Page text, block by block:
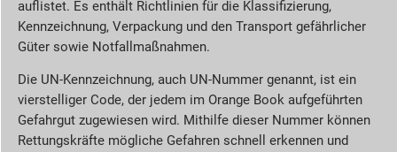
auflistet. Es enthält Richtlinien für die Klassifizierung,
Kennzeichnung, Verpackung und den Transport gefährlicher
Güter sowie Notfallmaßnahmen.
Die UN-Kennzeichnung, auch UN-Nummer genannt, ist ein
vierstelliger Code, der jedem im Orange Book aufgeführten
Gefahrgut zugewiesen wird. Mithilfe dieser Nummer können
Rettungskräfte mögliche Gefahren schnell erkennen und